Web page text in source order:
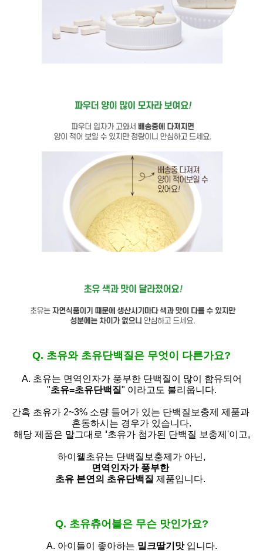
Q. 초유와 초유단백질은 무엇이 다른가요?
A. 초유는 면역인자가 풍부한 단백질이 많이 함유되어
"초유=초유단백질" 이라고도 불리웁니다.
간혹 초유가 2~3% 소량 들어가 있는 단백질보충제 제품과
혼동하시는 경우가 있습니다.
해당 제품은 말그대로 '초유가 첨가된 단백질 보충제'이고,
하이웰초유는 단백질보충제가 아닌,
면역인자가 풍부한
초유 본연의 초유단백질 제품입니다.
Q. 초유츄어블은 무슨 맛인가요?
A. 아이들이 좋아하는 밀크딸기맛입니다.